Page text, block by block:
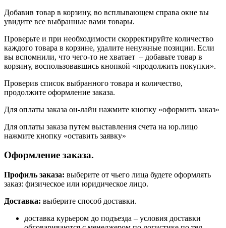
Добавив товар в корзину, во всплывающем справа окне вы
увидите все выбранные вами товары.
Проверьте и при необходимости скорректируйте количество
каждого товара в корзине, удалите ненужные позиции. Если
вы вспомнили, что чего-то не хватает – добавьте товар в
корзину, воспользовавшись кнопкой «продолжить покупки».
Проверив список выбранного товара и количество,
продолжите оформление заказа.
Для оплаты заказа он-лайн нажмите кнопку «оформить заказ»
Для оплаты заказа путем выставления счета на юр.лицо
нажмите кнопку «оставить заявку»
Оформление заказа.
Профиль заказа: выберите от чьего лица будете оформлять
заказ: физическое или юридическое лицо.
Доставка: выберите способ доставки.
доставка курьером до подъезда – условия доставки